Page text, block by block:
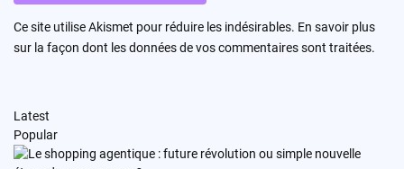
Ce site utilise Akismet pour réduire les indésirables. En savoir plus
sur la façon dont les données de vos commentaires sont traitées.
Latest
Popular